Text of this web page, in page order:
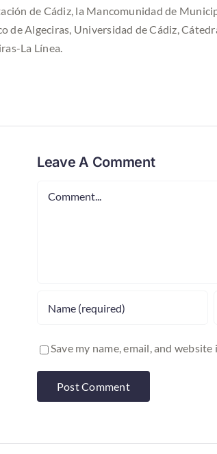
de Cádiz, la Mancomunidad de
de Algeciras, Universidad de Cádiz,
La Línea.
Leave A Comment
Save my name, email, and